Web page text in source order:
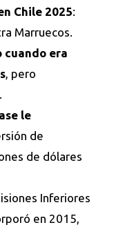
Chile 2025:
Marruecos.
cuando era
, pero
le
de
de dólares
Inferiores
en 2015,